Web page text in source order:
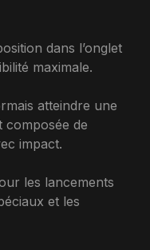
dans l’onglet
maximale.
atteindre une
composée de
impact.
les lancements
et les